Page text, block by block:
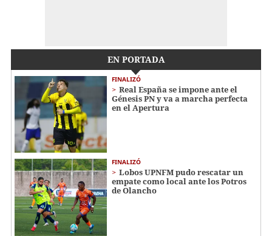
EN PORTADA
FINALIZÓ
Real España se impone ante el
Génesis PN y va a marcha perfecta
en el Apertura
FINALIZÓ
Lobos UPNFM pudo rescatar un
empate como local ante los Potros
de Olancho